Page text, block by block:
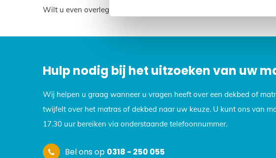
Wilt u even overleggen? Neem dan contact met ons op, we helpen
Hulp nodig bij het uitzoeken van uw
Wij helpen u graag wanneer u vragen heeft over een dekbed of
twijfelt over het matras of dekbed naar uw keuze. U kunt ons van
17.30 uur bereiken via onderstaande telefoonnummer.
Bel ons op 0318 - 250 055